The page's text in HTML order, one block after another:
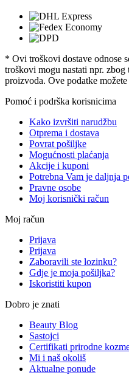
* Ovi troškovi dostave odnose
troškovi mogu nastati npr.
proizvoda. Ove podatke
Pomoć i podrška korisnicima
Kako izvršiti narudžbu
Otprema i dostava
Povrat pošiljke
Mogućnosti plaćanja
Akcije i kuponi
Potrebna Vam je daljnja
Pravne osobe
Moj korisnički račun
Moj račun
Prijava
Prijava
Zaboravili ste lozinku?
Gdje je moja pošiljka?
Iskoristiti kupon
Dobro je znati
Beauty Blog
Sastojci
Certifikati prirodne
Mi i naš okoliš
Aktualne ponude